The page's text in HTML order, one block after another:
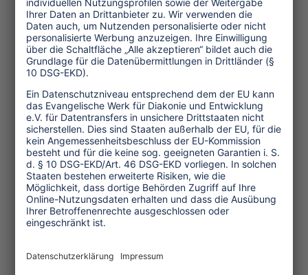
fänden das respekt- und pietätlos
gegenüber den Opfern.“ Eine
Zusammenarbeit mit dem Berliner
Tourismusmarketing gibt es daher
nicht. Allerdings gab es bereits
Rundgänge für Stadtführer und
Stadtführerinnen, die sich weiterbilden
wollten. Eine begrüßenswerte Initiative,
sagt Kopp: „Es ist gut, wenn Guides
sich für das Thema sensibilisieren und
so eine postkoloniale Perspektive bei
ihrem Standardprogramm einbauen.
Noch besser wäre es allerdings, wenn